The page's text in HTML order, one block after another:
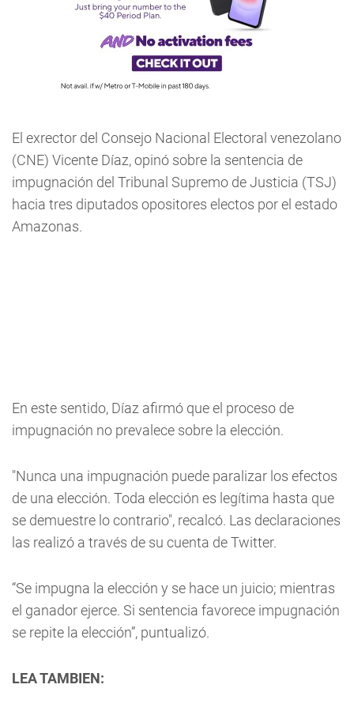
El exrector del Consejo Nacional Electoral venezolano
(CNE) Vicente Díaz, opinó sobre la sentencia de
impugnación del Tribunal Supremo de Justicia (TSJ)
hacia tres diputados opositores electos por el estado
Amazonas.
En este sentido, Díaz afirmó que el proceso de
impugnación no prevalece sobre la elección.
"Nunca una impugnación puede paralizar los efectos
de una elección. Toda elección es legítima hasta que
se demuestre lo contrario", recalcó. Las declaraciones
las realizó a través de su cuenta de Twitter.
“Se impugna la elección y se hace un juicio; mientras
el ganador ejerce. Si sentencia favorece impugnación
se repite la elección”, puntualizó.
LEA TAMBIEN: